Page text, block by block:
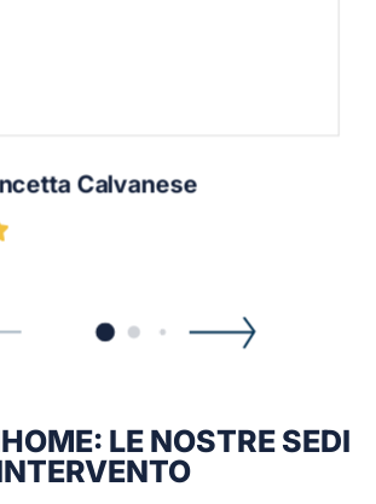
Calvanese
LE NOSTRE SEDI